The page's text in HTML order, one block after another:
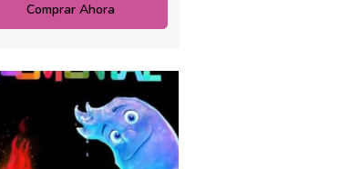
Comprar Ahora